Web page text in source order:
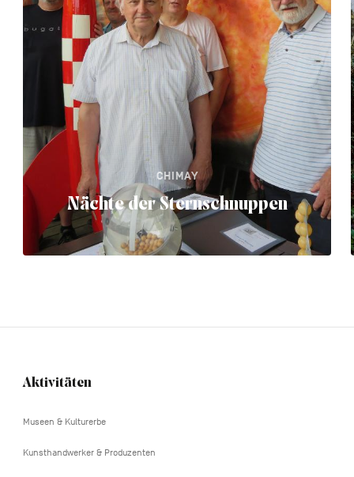
CHIMAY
Nächte der Sternschnuppen
Navigation
Aktivitäten
Museen & Kulturerbe
Kunsthandwerker & Produzenten